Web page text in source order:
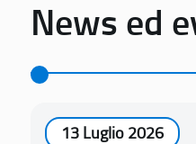
News ed
13 Luglio 2026